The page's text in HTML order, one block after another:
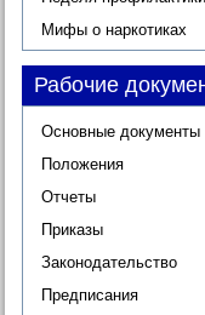
Мифы о наркотиках
Рабочие
Основные документы
Положения
Отчеты
Приказы
Законодательство
Предписания